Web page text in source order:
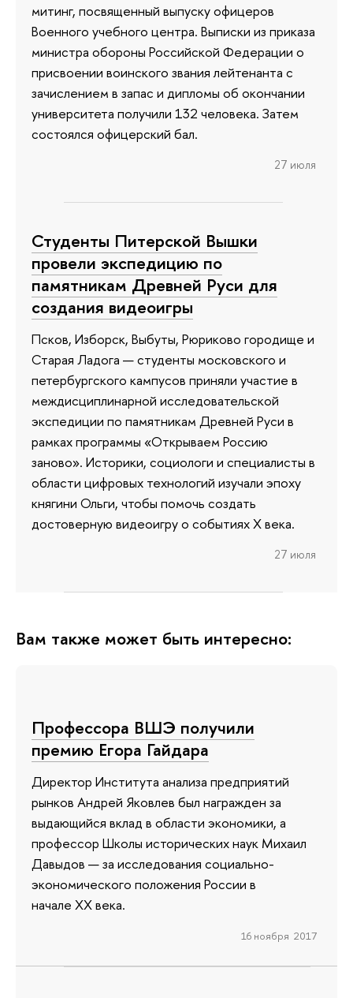
митинг, посвященный выпуску офицеров
Военного учебного центра. Выписки из приказа
министра обороны Российской Федерации о
присвоении воинского звания лейтенанта с
зачислением в запас и дипломы об окончании
университета получили 132 человека. Затем
состоялся офицерский бал.
27 июля
Студенты Питерской Вышки
провели экспедицию по
памятникам Древней Руси для
создания видеоигры
Псков, Изборск, Выбуты, Рюриково городище и
Старая Ладога — студенты московского и
петербургского кампусов приняли участие в
междисциплинарной исследовательской
экспедиции по памятникам Древней Руси в
рамках программы «Открываем Россию
заново». Историки, социологи и специалисты в
области цифровых технологий изучали эпоху
княгини Ольги, чтобы помочь создать
достоверную видеоигру о событиях X века.
27 июля
Вам также может быть интересно:
Профессора ВШЭ получили
премию Егора Гайдара
Директор Института анализа предприятий
рынков Андрей Яковлев был награжден за
выдающийся вклад в области экономики, а
профессор Школы исторических наук Михаил
Давыдов — за исследования социально-
экономического положения России в
начале XX века.
16 ноября 2017